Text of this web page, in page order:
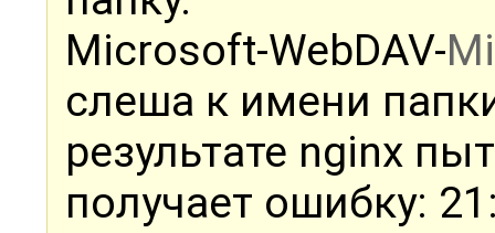
Microsoft-WebDAV-
слеша к имени
результате nginx
получает ошибку: